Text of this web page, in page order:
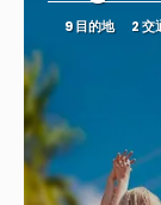
9 目的地 2 交